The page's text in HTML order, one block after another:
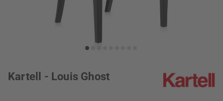
Kartell - Louis Ghost